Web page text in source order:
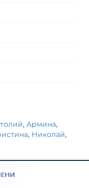
, Армина,
, Николай,